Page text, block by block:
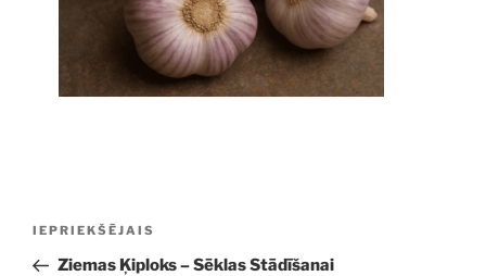
Iepriekšējā
ziņa:
IEPRIEKŠĒJAIS
Ziemas Ķiploks – Sēklas Stādīšanai